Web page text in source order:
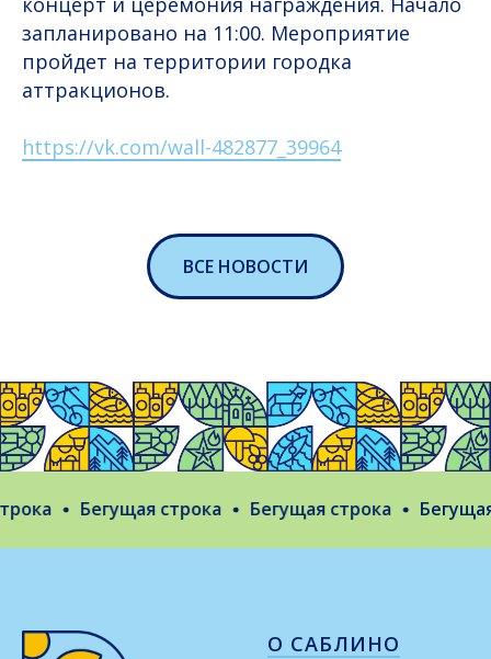
запланировано на 11:00. Мероприятие
пройдет на территории городка
аттракционов.
https://vk.com/wall-482877_39964
ВСЕ НОВОСТИ
Бегущая строка Бегущая строка Бегущая
О САБЛИНО